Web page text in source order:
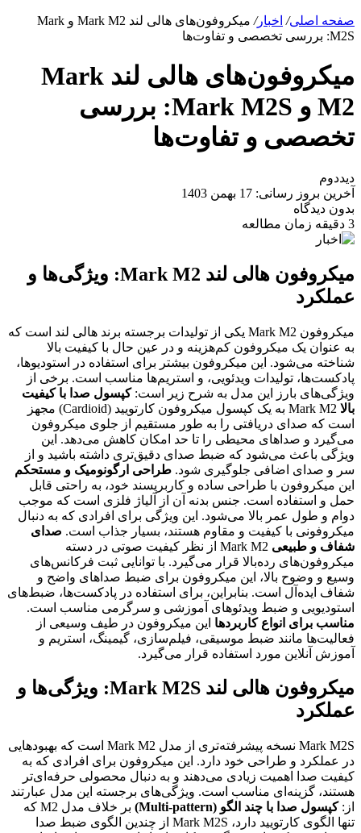
صفحه اصلی/ اخبار/
میکروفون‌های هالی لند Mark M2 و Mark
M2S: بررسی تخصصی و تفاوت‌ها
میکروفون‌های هالی لند Mark
M2 و Mark M2S: بررسی
تخصصی و تفاوت‌ها
دیددوم
آخرین بروز رسانی: 17 بهمن 1403
بدون دیدگاه
3 دقیقه زمان مطالعه
میکروفون هالی لند Mark M2: ویژگی‌ها و
عملکرد
میکروفون Mark M2 یکی از تولیدات برجسته برند هالی لند است که
به عنوان یک میکروفون کم‌هزینه و در عین حال با کیفیت بالا
شناخته می‌شود. این میکروفون بیشتر برای استفاده در استودیوها،
پادکست‌ها، تولیدات ویدئویی، و استریم‌ها مناسب است. برخی از
ویژگی‌های بارز این مدل به شرح زیر است:کپسول صدا با کیفیت
بالا
Mark M2 به یک کپسول میکروفون کارتویید (Cardioid) مجهز
است که صدای دریافتی را به طور مستقیم از جلوی میکروفون
می‌گیرد و صداهای محیطی را تا حد امکان کاهش می‌دهد. این
ویژگی باعث می‌شود که ضبط صدای دقیق‌تری داشته باشید و از
سر و صدای اضافی جلوگیری شود. طراحی ارگونومیک و مستحکم
این میکروفون با طراحی ساده و کاربرپسند خود، به راحتی قابل
حمل و استفاده است. جنس بدنه آن از آلیاژ فلزی است که موجب
دوام و طول عمر بالا می‌شود. این ویژگی برای افرادی که به دنبال
میکروفونی با کیفیت و مقاوم هستند، بسیار جذاب است. صدای
شفاف و طبیعی
Mark M2 از نظر کیفیت صوتی در دسته
میکروفون‌های رده‌بالا قرار می‌گیرد. با توانایی ثبت فرکانس‌های
وسیع و وضوح بالا، این میکروفون برای ضبط صداهای واضح و
شفاف ایده‌آل است. بنابراین، برای استفاده در پادکست‌ها، ضبط‌های
استودیویی و ضبط ویدئوهای آموزشی و سرگرمی مناسب است.
مناسب برای انواع کاربردها این میکروفون در طیف وسیعی از
فعالیت‌ها مانند ضبط موسیقی، فیلم‌سازی، گیمینگ، استریم و
آموزش آنلاین مورد استفاده قرار می‌گیرد.
میکروفون هالی لند Mark M2S: ویژگی‌ها و
عملکرد
Mark M2S نسخه پیشرفته‌تری از مدل Mark M2 است که بهبودهایی
در عملکرد و طراحی خود دارد. این میکروفون برای افرادی که به
کیفیت صدا اهمیت زیادی می‌دهند و به دنبال محصولی حرفه‌ای‌تر
هستند، گزینه‌ای مناسب است. ویژگی‌های برجسته این مدل عبارتند
از:کپسول صدا با چند الگو (Multi-pattern)
بر خلاف مدل M2 که
تنها الگوی کارتویید دارد، Mark M2S از چندین الگوی ضبط صدا